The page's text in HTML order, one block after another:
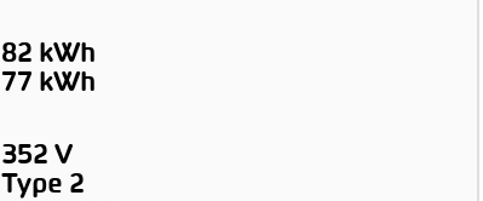
82 kWh
77 kWh
352 V
Type 2